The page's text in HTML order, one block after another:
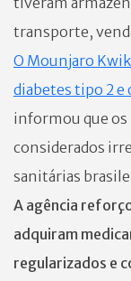
transporte,
O Mounjaro
diabetes tipo 2 e
informou que
considerados
sanitárias
A agência
adquiram
regularizados e